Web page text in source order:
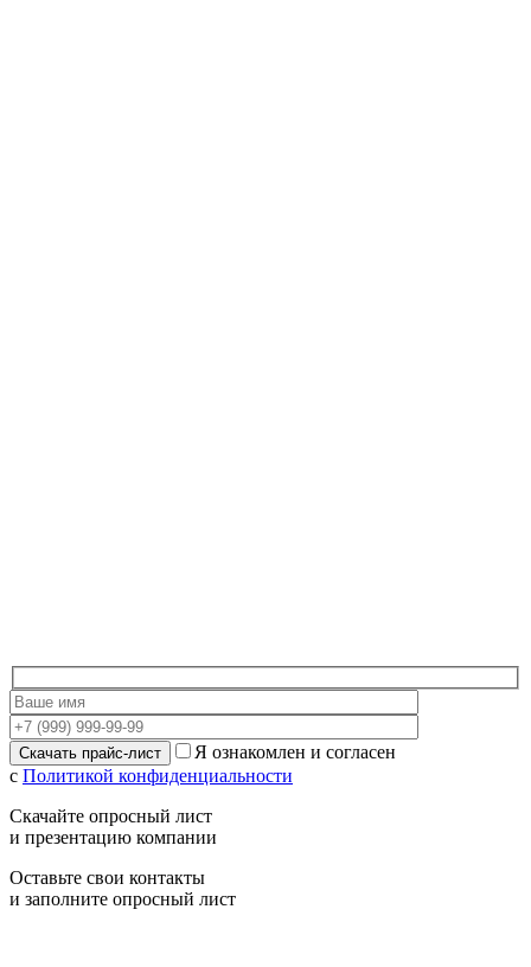
Я ознакомлен и согласен
с Политикой конфиденциальности
Скачайте опросный лист
и презентацию компании
Оставьте свои контакты
и заполните опросный лист